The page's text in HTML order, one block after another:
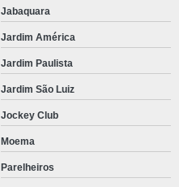
Jabaquara
Jardim América
Jardim Paulista
Jardim São Luiz
Jockey Club
Moema
Parelheiros